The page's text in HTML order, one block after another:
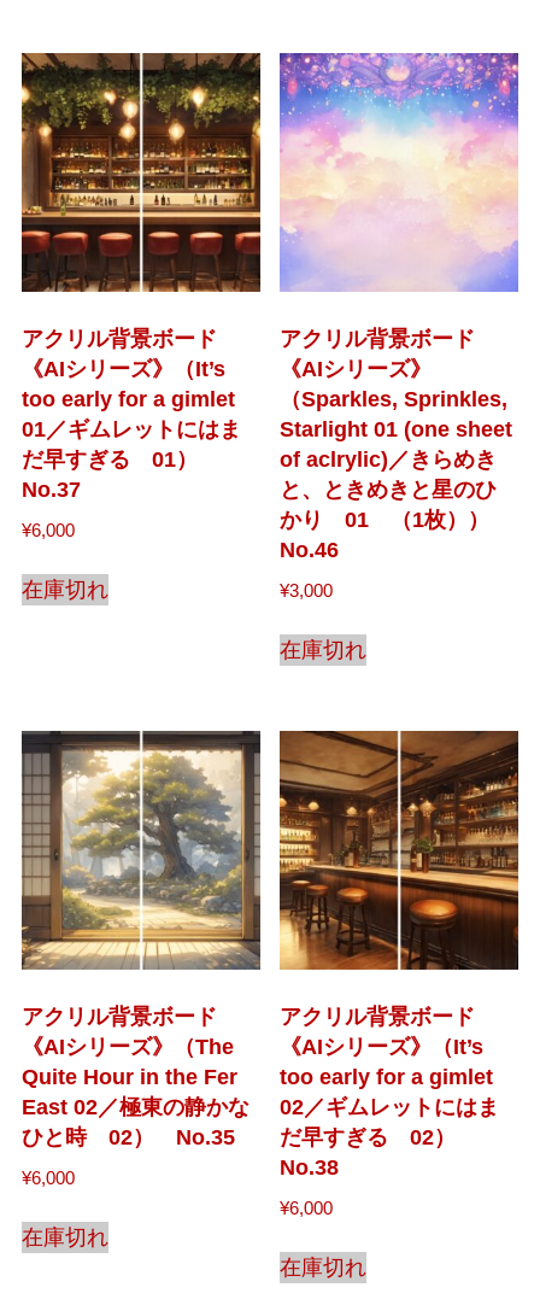
アクリル背景ボード
《AIシリーズ》（It’s
too early for a gimlet
01／ギムレットにはま
だ早すぎる 01）
No.37
¥6,000
在庫切れ
アクリル背景ボード
《AIシリーズ》
（Sparkles, Sprinkles,
Starlight 01 (one sheet
of aclrylic)／きらめき
と、ときめきと星のひ
かり 01 （1枚））
No.46
¥3,000
在庫切れ
アクリル背景ボード
《AIシリーズ》（The
Quite Hour in the Fer
East 02／極東の静かな
ひと時 02） No.35
¥6,000
在庫切れ
アクリル背景ボード
《AIシリーズ》（It’s
too early for a gimlet
02／ギムレットにはま
だ早すぎる 02）
No.38
¥6,000
在庫切れ